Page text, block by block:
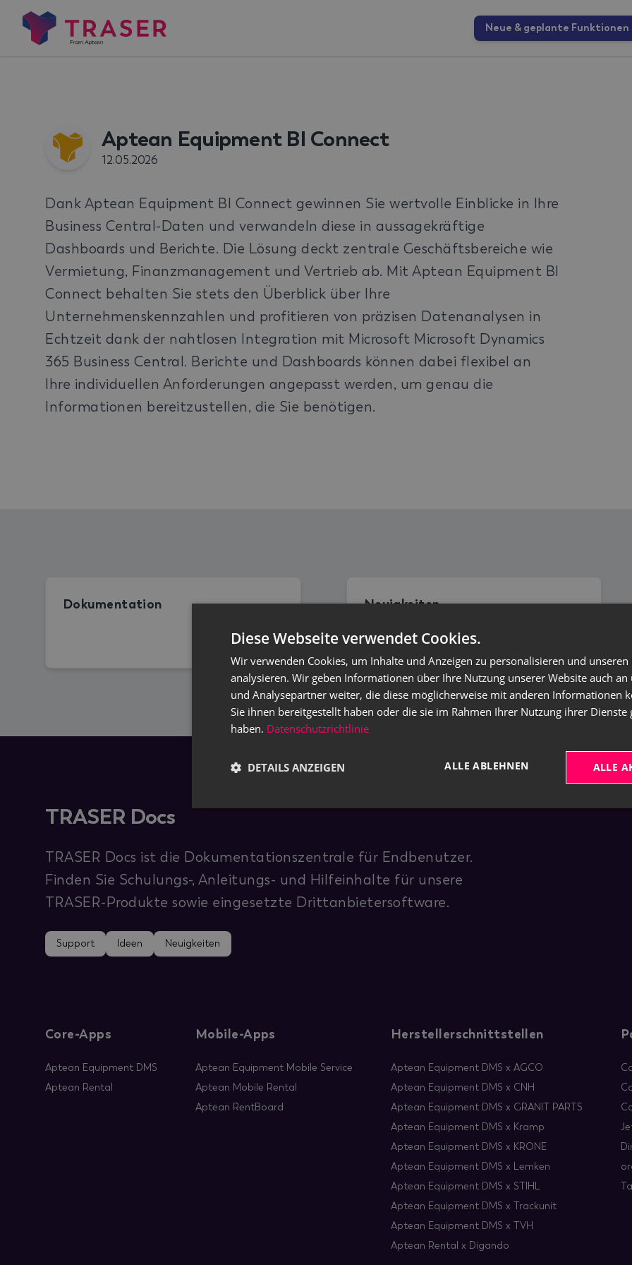
Neue & geplante Funktionen
Aptean Equipment BI Connect
12.05.2026
Dank Aptean Equipment BI Connect gewinnen Sie wertvolle Einblicke in Ihre
Business Central-Daten und verwandeln diese in aussagekräftige
Dashboards und Berichte. Die Lösung deckt zentrale Geschäftsbereiche wie
Vermietung, Finanzmanagement und Vertrieb ab. Mit Aptean Equipment BI
Connect behalten Sie stets den Überblick über Ihre
Unternehmenskennzahlen und profitieren von präzisen Datenanalysen in
Echtzeit dank der nahtlosen Integration mit Microsoft Microsoft Dynamics
365 Business Central. Berichte und Dashboards können dabei flexibel an
Ihre individuellen Anforderungen angepasst werden, um genau die
Informationen bereitzustellen, die Sie benötigen.
Dokumentation
Weiterlesen
Neuigkeiten
TRASER Docs
TRASER Docs ist die Dokumentationszentrale für Endbenutzer.
Finden Sie Schulungs-, Anleitungs- und Hilfeinhalte für unsere
TRASER-Produkte sowie eingesetzte Drittanbietersoftware.
Support Ideen Neuigkeiten
Core-Apps
Aptean Equipment DMS
Aptean Rental
Mobile-Apps
Aptean Equipment Mobile Service
Aptean Mobile Rental
Aptean RentBoard
Herstellerschnittstellen
Aptean Equipment DMS x AGCO
Aptean Equipment DMS x CNH
Aptean Equipment DMS x GRANIT PARTS
Aptean Equipment DMS x Kramp
Aptean Equipment DMS x KRONE
Aptean Equipment DMS x Lemken
Aptean Equipment DMS x STIHL
Aptean Equipment DMS x Trackunit
Aptean Equipment DMS x TVH
Aptean Rental x Digando
Diese Webseite verwendet Cookies.
Wir verwenden Cookies, um Inhalte und Anzeigen zu personalisieren und
analysieren. Wir geben Informationen über Ihre Nutzung unserer Website auch an
und Analysepartner weiter, die diese möglicherweise mit anderen Informationen
Sie ihnen bereitgestellt haben oder die sie im Rahmen Ihrer Nutzung ihrer Dienste
haben. Datenschutzrichtlinie
ALLE
ALLE ABLEHNEN
DETAILS ANZEIGEN